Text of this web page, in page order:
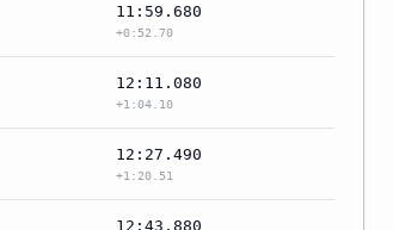
11:59.680
+0:52.70
12:11.080
+1:04.10
12:27.490
+1:20.51
12:43.880